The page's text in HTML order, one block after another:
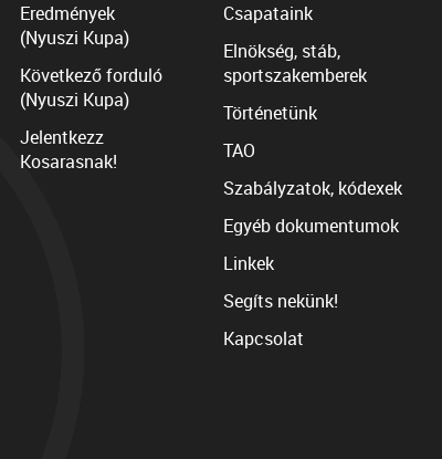
Eredmények
(Nyuszi Kupa)
Következő forduló
(Nyuszi Kupa)
Jelentkezz
Kosarasnak!
Csapataink
Elnökség, stáb,
sportszakemberek
Történetünk
TAO
Szabályzatok, kódexek
Egyéb dokumentumok
Linkek
Segíts nekünk!
Kapcsolat